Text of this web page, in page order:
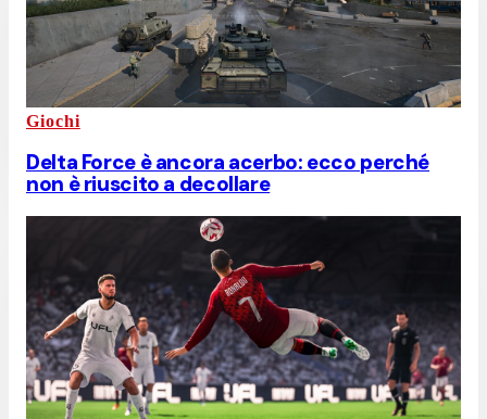
Giochi
Delta Force è ancora acerbo: ecco perché
non è riuscito a decollare